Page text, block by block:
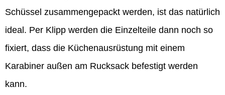
Schüssel zusammengepackt werden, ist das natürlich
ideal. Per Klipp werden die Einzelteile dann noch so
fixiert, dass die Küchenausrüstung mit einem
Karabiner außen am Rucksack befestigt werden
kann.